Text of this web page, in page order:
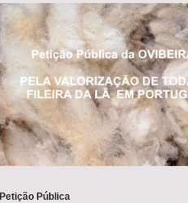
Petição Pública